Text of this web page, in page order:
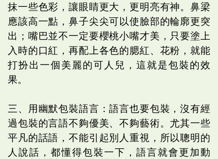
抹一些色彩，讓眼睛更大，更明亮有神。鼻梁
應該高一點，鼻子尖尖可以使臉部的輪廓更突
出；嘴巴並不一定要櫻桃小嘴才美，只要塗上
入時的口紅，再配上各色的腮紅、花粉，就能
打扮出一個美麗的可人兒，這就是包裝的效
果。
三、用幽默包裝語言：語言也要包裝，沒有經
過包裝的言語不夠優美、不夠藝術。尤其一些
平凡的話語，不能引起別人重視，所以聰明的
人說話，都懂得包裝一下，語言就會更加動